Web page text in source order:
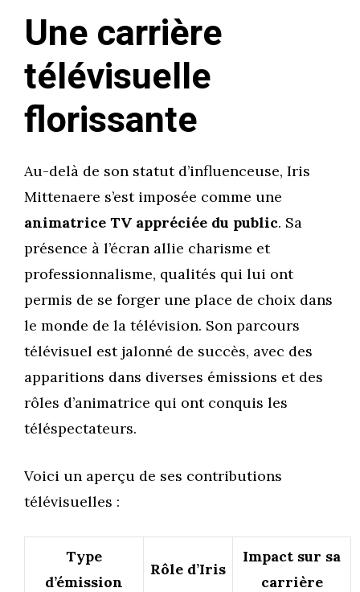
Une carrière
télévisuelle
florissante
Au-delà de son statut d’influenceuse, Iris
Mittenaere s’est imposée comme une
animatrice TV appréciée du public. Sa
présence à l’écran allie charisme et
professionnalisme, qualités qui lui ont
permis de se forger une place de choix dans
le monde de la télévision. Son parcours
télévisuel est jalonné de succès, avec des
apparitions dans diverses émissions et des
rôles d’animatrice qui ont conquis les
téléspectateurs.
Voici un aperçu de ses contributions
télévisuelles :
Type
d’émission
Rôle d’Iris
Impact sur sa
carrière